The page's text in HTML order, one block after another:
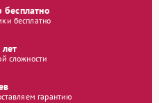
бесплатно
сложности
гарантию